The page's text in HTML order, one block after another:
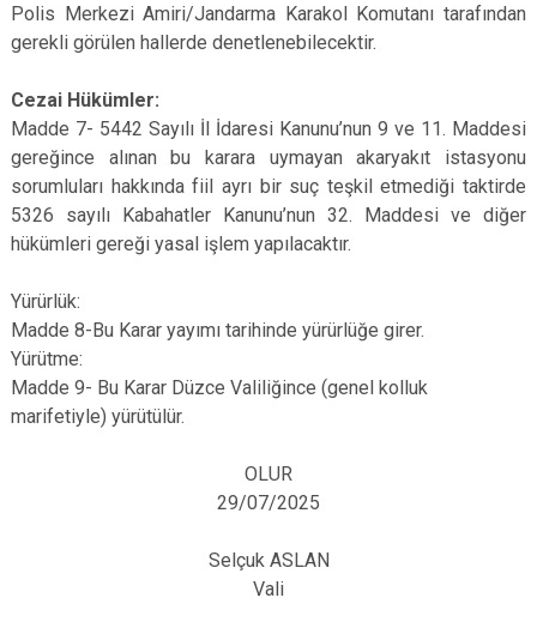
Polis Merkezi Amiri/Jandarma Karakol Komutanı tarafından
gerekli görülen hallerde denetlenebilecektir.
Cezai Hükümler:
Madde 7- 5442 Sayılı İl İdaresi Kanunu’nun 9 ve 11. Maddesi
gereğince alınan bu karara uymayan akaryakıt istasyonu
sorumluları hakkında fiil ayrı bir suç teşkil etmediği taktirde
5326 sayılı Kabahatler Kanunu’nun 32. Maddesi ve diğer
hükümleri gereği yasal işlem yapılacaktır.
Yürürlük:
Madde 8-Bu Karar yayımı tarihinde yürürlüğe girer.
Yürütme:
Madde 9- Bu Karar Düzce Valiliğince (genel kolluk
marifetiyle) yürütülür.
OLUR
29/07/2025
Selçuk ASLAN
Vali